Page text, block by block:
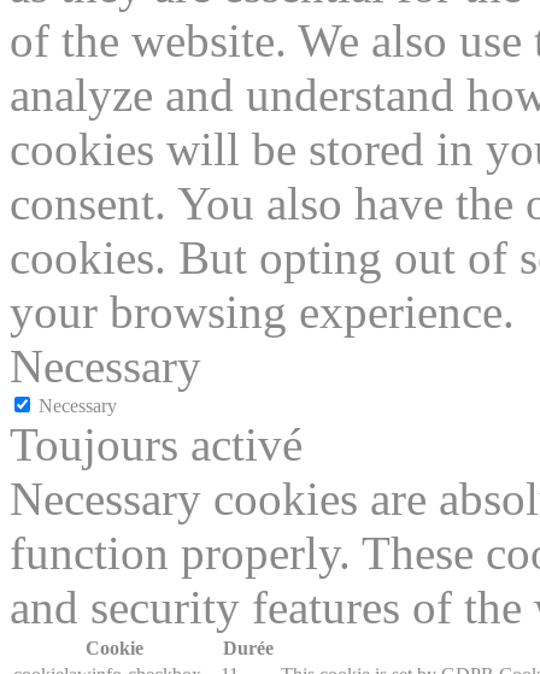
of the website. We also
analyze and understand
cookies will be stored in
consent. You also have
cookies. But opting out of
your browsing experience.
Necessary
Necessary
Toujours activé
Necessary cookies are
function properly. These
and security features of
Cookie
Durée